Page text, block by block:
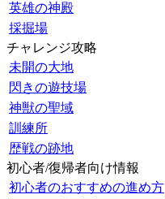
英雄の神殿
採掘場
チャレンジ攻略
未開の大地
閃きの遊技場
神獣の聖域
訓練所
歴戦の跡地
初心者/復帰者向け情報
初心者のおすすめの進め方